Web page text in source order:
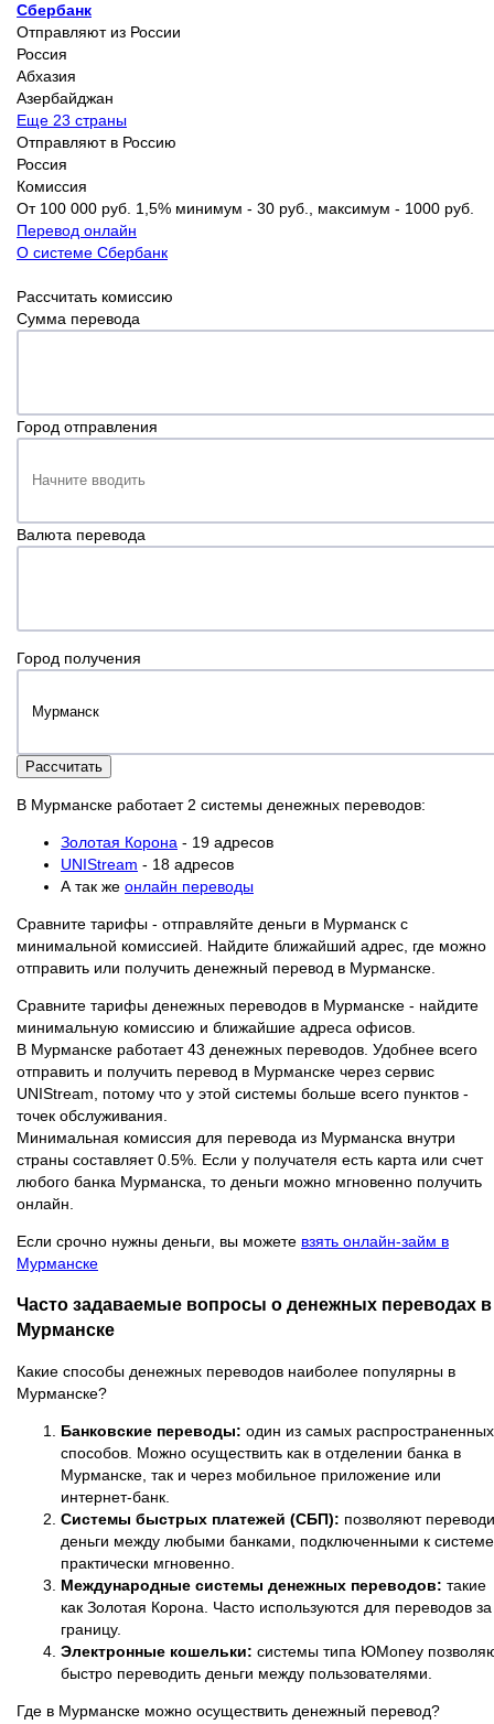
Сбербанк
Отправляют из России
Россия
Абхазия
Азербайджан
Еще 23 страны
Отправляют в Россию
Россия
Комиссия
От 100 000 руб. 1,5% минимум - 30 руб., максимум - 1000 руб.
Перевод онлайн
О системе Сбербанк
Рассчитать комиссию
Сумма перевода
Город отправления
Валюта перевода
Город получения
Рассчитать
В Мурманске работает 2 системы денежных переводов:
Золотая Корона - 19 адресов
UNIStream - 18 адресов
А так же онлайн переводы
Сравните тарифы - отправляйте деньги в Мурманск с
минимальной комиссией. Найдите ближайший адрес, где можно
отправить или получить денежный перевод в Мурманске.
Сравните тарифы денежных переводов в Мурманске - найдите
минимальную комиссию и ближайшие адреса офисов.
В Мурманске работает 43 денежных переводов. Удобнее всего
отправить и получить перевод в Мурманске через сервис
UNIStream, потому что у этой системы больше всего пунктов -
точек обслуживания.
Минимальная комиссия для перевода из Мурманска внутри
страны составляет 0.5%. Если у получателя есть карта или счет
любого банка Мурманска, то деньги можно мгновенно получить
онлайн.
Если срочно нужны деньги, вы можете взять онлайн-займ в
Мурманске
Часто задаваемые вопросы о денежных переводах в
Мурманске
Какие способы денежных переводов наиболее популярны в
Мурманске?
Банковские переводы: один из самых распространенных
способов. Можно осуществить как в отделении банка в
Мурманске, так и через мобильное приложение или
интернет-банк.
Системы быстрых платежей (СБП): позволяют
деньги между любыми банками, подключенными к
практически мгновенно.
Международные системы денежных переводов: такие
как Золотая Корона. Часто используются для переводов за
границу.
Электронные кошельки: системы типа ЮMoney
быстро переводить деньги между пользователями.
Где в Мурманске можно осуществить денежный перевод?